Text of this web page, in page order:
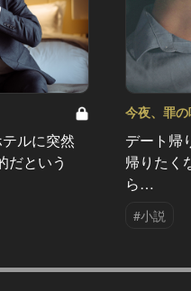
ルに突然
だという
今夜、罪
デート帰
帰りたく
ら…
#小説